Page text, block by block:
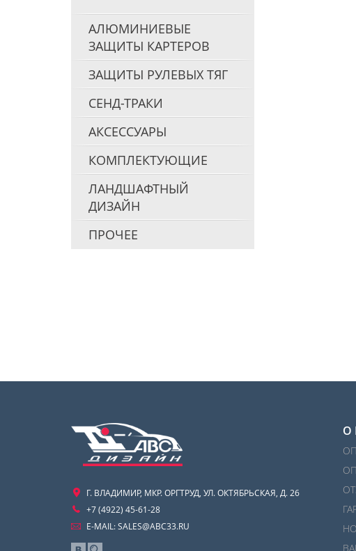
АЛЮМИНИЕВЫЕ
ЗАЩИТЫ КАРТЕРОВ
ЗАЩИТЫ РУЛЕВЫХ ТЯГ
СЕНД-ТРАКИ
АКСЕССУАРЫ
КОМПЛЕКТУЮЩИЕ
ЛАНДШАФТНЫЙ
ДИЗАЙН
ПРОЧЕЕ
Г. ВЛАДИМИР, МКР. ОРГТРУД, УЛ. ОКТЯБРЬСКАЯ, Д. 26
+7 (4922) 45-61-28
E-MAIL:SALES@ABC33.RU
О